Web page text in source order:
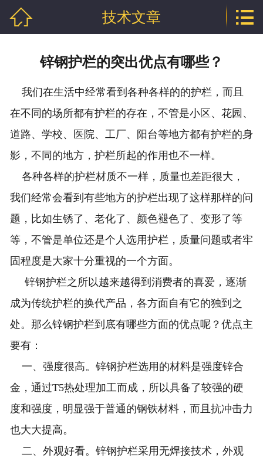
技术文章
企业资质
联系我们
 技术文章 
锌钢护栏的突出优点有哪些？
我们在生活中经常看到各种各样的的护栏，而且
在不同的场所都有护栏的存在，不管是小区、花园、
道路、学校、医院、工厂、阳台等地方都有护栏的身
影，不同的地方，护栏所起的作用也不一样。
各种各样的护栏材质不一样，质量也差距很大，
我们经常会看到有些地方的护栏出现了这样那样的问
题，比如生锈了、老化了、颜色褪色了、变形了等
等，不管是单位还是个人选用护栏，质量问题或者牢
固程度是大家十分重视的一个方面。
锌钢护栏之所以越来越得到消费者的喜爱，逐渐
成为传统护栏的换代产品，各方面自有它的独到之
处。那么锌钢护栏到底有哪些方面的优点呢？优点主
要有：
一、强度很高。锌钢护栏选用的材料是强度锌合
金，通过T5热处理加工而成，所以具备了较强的硬
度和强度，明显强于普通的钢铁材料，而且抗冲击力
也大大提高。
二、外观好看。锌钢护栏采用无焊接技术，外观